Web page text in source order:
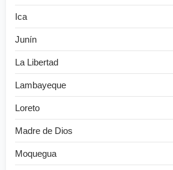
Ica
Junín
La Libertad
Lambayeque
Loreto
Madre de Dios
Moquegua